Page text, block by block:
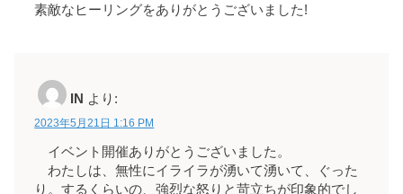
素敵なヒーリングをありがとうございました!
IN より:
2023年5月21日 1:16 PM
イベント開催ありがとうございました。
わたしは、無性にイライラが湧いて湧いて、ぐった
り。するくらいの、強烈な怒りと苛立ちが印象的でし